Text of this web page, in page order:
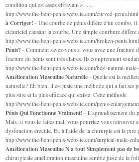
condition qui est assez effrayant si .....
http://www.the-bent-penis-website.com/curved-
à Corriger! - Une courbe de pénis diffère d'un combo, il
cicatriciel causant la courbe. Une simple courbure diffère
http://www.the-bent-penis-website.com/broken-
Pénis? - Comment savez-vous si vous avez une fracture
fracture du pénis sont très claires. Ils comprennent
http://www.the-bent-penis-website.com/best-natural-
Amélioration Masculine Naturelle - Quelle est la
naturelle? Eh bien, il est juste une méthode qui a fait ses
plus sûre et la plus efficace qui existe. Cette méthode
http://www.the-bent-penis-website.com/penis-
Pénis Qui Fonctionne Vraiment! - L'agrandissement du
Mais, si vous le faites mal, vous pourriez vous retrouver
dysfonction érectile. Et, à l'aide de la chirurgie est la pire
http://www.the-bent-penis-website.com/surgical-male-
Amélioration Masculine N'a tout Simplement pas de
chirurgicale amélioration masculine semble juste de la